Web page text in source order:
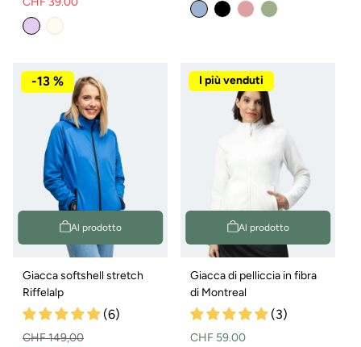
Prezzo
normale
Prezzo
di
Variante
esaurita
normale
di
Al prodotto
-13 %
Giacca softshell stretch
Riffelalp
(6)
CHF 149,00
Al prodotto
I più venduti
Giacca di pelliccia in fibra
di Montreal
(3)
Prezzo
CHF 59.00